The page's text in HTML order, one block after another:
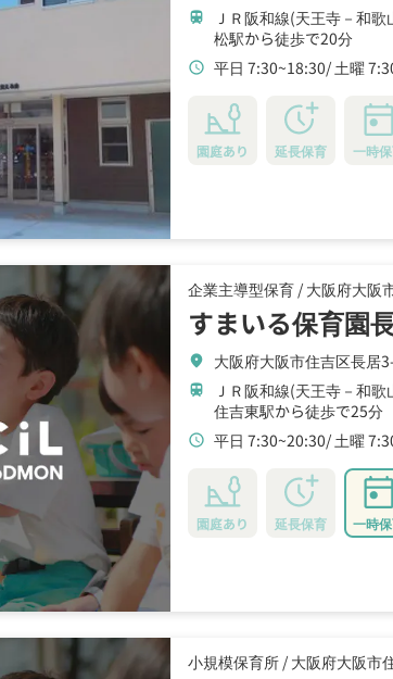
train ＪＲ阪和線(天王寺－和
松駅から徒歩で20分
schedule 平日 7:30~18:30 土曜
園庭あり 延長保育 一時
企業主導型保育 / 大阪府大阪
すまいる保育園
location_on 大阪府大阪市住吉区長居
train ＪＲ阪和線(天王寺－和
住吉東駅から徒歩で25分
schedule 平日 7:30~20:30 土曜
園庭あり 延長保育 一時
小規模保育所 / 大阪府大阪市